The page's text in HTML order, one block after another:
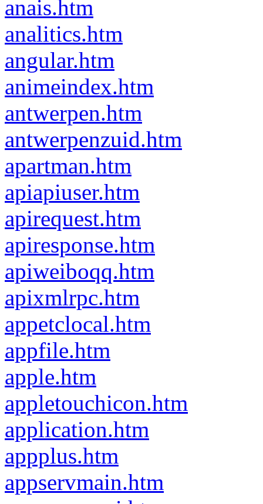
anais.htm
analitics.htm
angular.htm
animeindex.htm
antwerpen.htm
antwerpenzuid.htm
apartman.htm
apiapiuser.htm
apirequest.htm
apiresponse.htm
apiweiboqq.htm
apixmlrpc.htm
appetclocal.htm
appfile.htm
apple.htm
appletouchicon.htm
application.htm
appplus.htm
appservmain.htm